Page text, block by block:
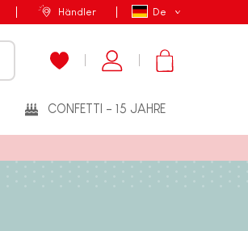
De
Händler
CONFETTI - 15 JAHRE